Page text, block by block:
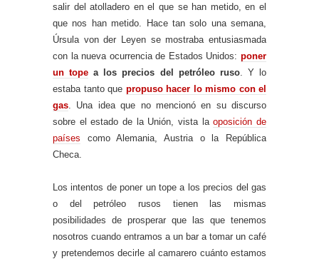
salir del atolladero en el que se han metido, en el
que nos han metido. Hace tan solo una semana,
Úrsula von der Leyen se mostraba entusiasmada
con la nueva ocurrencia de Estados Unidos: poner
un tope a los precios del petróleo ruso. Y lo
estaba tanto que propuso hacer lo mismo con el
gas . Una idea que no mencionó en su discurso
sobre el estado de la Unión, vista laoposición de
países como Alemania, Austria o la República
Checa.
Los intentos de poner un tope a los precios del gas
o del petróleo rusos tienen las mismas
posibilidades de prosperar que las que tenemos
nosotros cuando entramos a un bar a tomar un café
y pretendemos decirle al camarero cuánto estamos